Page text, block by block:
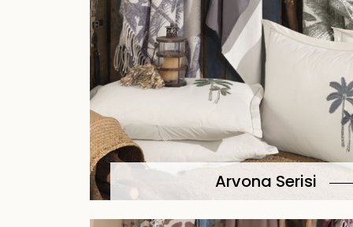
Arvona Serisi